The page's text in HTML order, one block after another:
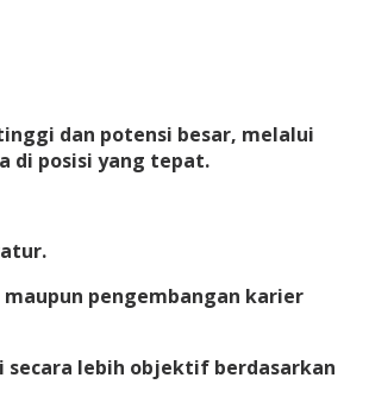
dan potensi besar, melalui
di posisi yang tepat.
pengembangan karier
lebih objektif berdasarkan